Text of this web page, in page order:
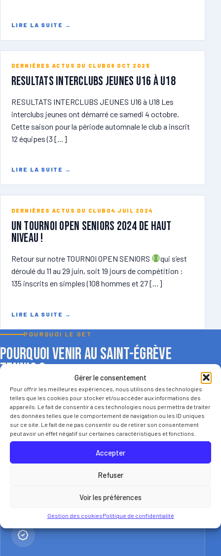
Gérer le consentement
Pour offrir les meilleures expériences, nous utilisons des technologies
telles que les cookies pour stocker et/ou accéder aux informations des
appareils. Le fait de consentir à ces technologies nous permettra de traiter
des données telles que le comportement de navigation ou les ID uniques
sur ce site. Le fait de ne pas consentir ou de retirer son consentement
peut avoir un effet négatif sur certaines caractéristiques et fonctions.
Accepter
Refuser
Voir les préférences
Gestion des cookiesPolitique de confidentialité
LIRE LA SUITE →
DERNIÈRES ACTUS DU CLUB 09 OCT 2025
RESULTATS INTERCLUBS JEUNES U16 à U18
RESULTATS INTERCLUBS JEUNES U16 à U18 Les
interclubs jeunes ont démarré ce samedi 4 octobre.
Cette saison pour la période automnale le club a inscrit
12 équipes (3 […]
LIRE LA SUITE →
DERNIÈRES ACTUS DU CLUB 04 JUIL 2024
Un tournoi open seniors 2024 de haut
niveau !
Retour sur notre TOURNOI OPEN SENIORS
qui s’est
déroulé du 11 au 29 juin, soit 19 jours de compétition :
135 inscrits en simples (108 hommes et 27 […]
LIRE LA SUITE →
POURQUOI LE SET
Pourquoi venir au Saint-Égrève
Tennis ?
Des installations pour jouer toute l’année
Le club dispose d’équipements adaptés, avec terrains
extérieurs et terrains couverts.